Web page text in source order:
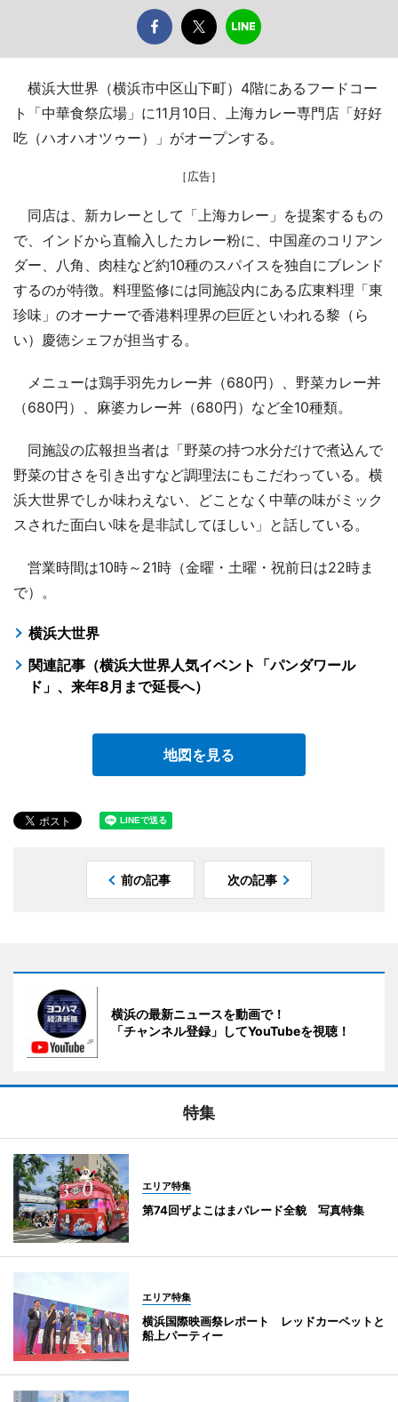
横浜大世界（横浜市中区山下町）4階にあるフードコー
ト「中華食祭広場」に11月10日、上海カレー専門店「好好
吃（ハオハオツゥー）」がオープンする。
［広告］
同店は、新カレーとして「上海カレー」を提案するもの
で、インドから直輸入したカレー粉に、中国産のコリアン
ダー、八角、肉桂など約10種のスパイスを独自にブレンド
するのが特徴。料理監修には同施設内にある広東料理「東
珍味」のオーナーで香港料理界の巨匠といわれる黎（ら
い）慶徳シェフが担当する。
メニューは鶏手羽先カレー丼（680円）、野菜カレー丼
（680円）、麻婆カレー丼（680円）など全10種類。
同施設の広報担当者は「野菜の持つ水分だけで煮込んで
野菜の甘さを引き出すなど調理法にもこだわっている。横
浜大世界でしか味わえない、どことなく中華の味がミック
スされた面白い味を是非試してほしい」と話している。
営業時間は10時～21時（金曜・土曜・祝前日は22時ま
で）。
横浜大世界
関連記事（横浜大世界人気イベント「パンダワール
ド」、来年8月まで延長へ）
地図を見る
前の記事 次の記事
横浜の最新ニュースを動画で！
「チャンネル登録」してYouTubeを視聴！
特集
エリア特集
第74回ザよこはまパレード全貌 写真特集
エリア特集
横浜国際映画祭レポート レッドカーペットと
船上パーティー